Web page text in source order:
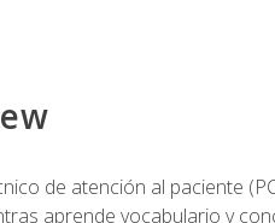
de atención al paciente
aprende vocabulario y